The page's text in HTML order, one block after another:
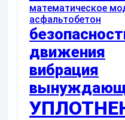
математическое
асфальтобетон
движения
вибрация